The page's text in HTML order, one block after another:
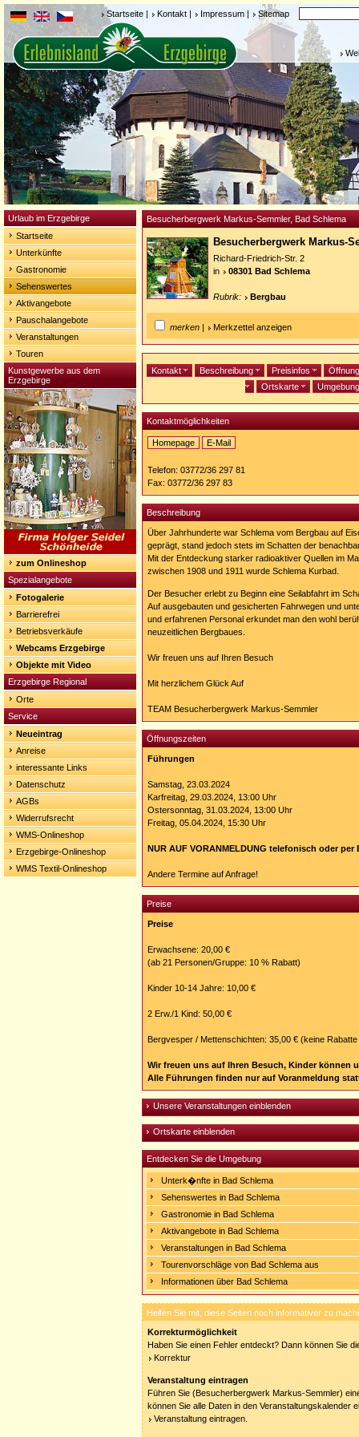
Startseite | Kontakt | Impressum | Sitemap
Urlaub im Erzgebirge
Startseite
Unterkünfte
Gastronomie
Sehenswertes
Aktivangebote
Pauschalangebote
Veranstaltungen
Touren
Kunstgewerbe aus dem
Erzgebirge
zum Onlineshop
Spezialangebote
Fotogalerie
Barrierefrei
Betriebsverkäufe
Webcams Erzgebirge
Objekte mit Video
Erzgebirge Regional
Orte
Service
Neueintrag
Anreise
interessante Links
Datenschutz
AGBs
Widerrufsrecht
WMS-Onlineshop
Erzgebirge-Onlineshop
WMS Textil-Onlineshop
Besucherbergwerk Markus-Semmler, Bad Schlema
Besucherbergwerk Markus-
Richard-Friedrich-Str. 2
in
08301 Bad Schlema
Rubrik: Bergbau
merken | Merkzettel anzeigen
Kontakt Beschreibung Preisinfos
Ortskarte
Kontaktmöglichkeiten
Homepage
https://www.besucherbergwerke-
westerzgebirge.de
E-Mail
Telefon: 03772/36 297 81
Fax: 03772/36 297 83
Beschreibung
Über Jahrhunderte war Schlema vom Bergbau auf
geprägt, stand jedoch stets im Schatten der
Mit der Entdeckung starker radioaktiver Quellen im
zwischen 1908 und 1911 wurde Schlema Kurbad.
Der Besucher erlebt zu Beginn eine Seilabfahrt im
Auf ausgebauten und gesicherten Fahrwegen und
und erfahrenen Personal erkundet man den wohl
neuzeitlichen Bergbaues.
Wir freuen uns auf Ihren Besuch
Mit herzlichem Glück Auf
TEAM Besucherbergwerk Markus-Semmler
Öffnungszeiten
Führungen
Samstag, 23.03.2024
Karfreitag, 29.03.2024, 13:00 Uhr
Ostersonntag, 31.03.2024, 13:00 Uhr
Freitag, 05.04.2024, 15:30 Uhr
NUR AUF VORANMELDUNG telefonisch oder per
Andere Termine auf Anfrage!
Preise
Preise
Erwachsene: 20,00 €
(ab 21 Personen/Gruppe: 10 % Rabatt)
Kinder 10-14 Jahre: 10,00 €
2 Erw./1 Kind: 50,00 €
Bergvesper / Mettenschichten: 35,00 € (keine
Wir freuen uns auf Ihren Besuch, Kinder können
Alle Führungen finden nur auf Voranmeldung
Unsere Veranstaltungen einblenden
Ortskarte einblenden
Entdecken Sie die Umgebung
Unterk�nfte in Bad Schlema
Sehenswertes in Bad Schlema
Gastronomie in Bad Schlema
Aktivangebote in Bad Schlema
Veranstaltungen in Bad Schlema
Tourenvorschläge von Bad Schlema aus
Informationen über Bad Schlema
Helfen Sie mit, diese Seiten noch informativer zu
Korrekturmöglichkeit
Haben Sie einen Fehler entdeckt? Dann können Sie
Korrektur
Veranstaltung eintragen
Führen Sie (Besucherbergwerk Markus-Semmler)
können Sie alle Daten in den Veranstaltungskalender
Veranstaltung eintragen.